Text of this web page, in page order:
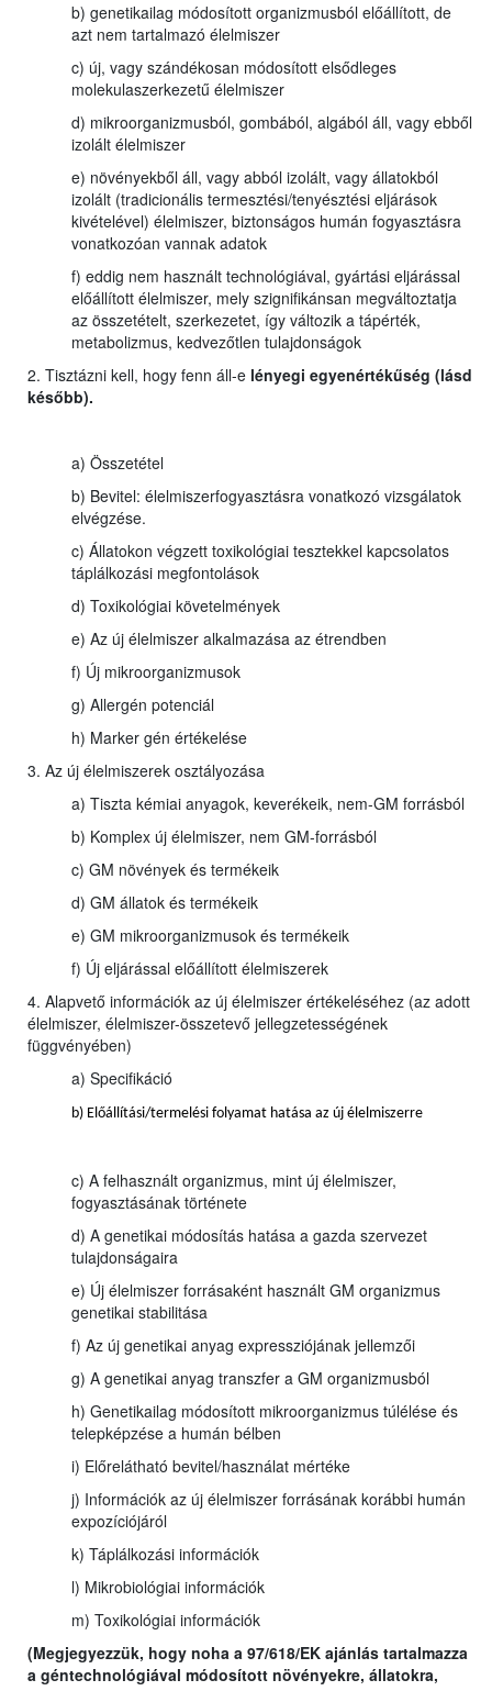
b) genetikailag módosított organizmusból előállított, de
azt nem tartalmazó élelmiszer
c) új, vagy szándékosan módosított elsődleges
molekulaszerkezetű élelmiszer
d) mikroorganizmusból, gombából, algából áll, vagy ebből
izolált élelmiszer
e) növényekből áll, vagy abból izolált, vagy állatokból
izolált (tradicionális termesztési/tenyésztési eljárások
kivételével) élelmiszer, biztonságos humán fogyasztásra
vonatkozóan vannak adatok
f) eddig nem használt technológiával, gyártási eljárással
előállított élelmiszer, mely szignifikánsan megváltoztatja
az összetételt, szerkezetet, így változik a tápérték,
metabolizmus, kedvezőtlen tulajdonságok
2. Tisztázni kell, hogy fenn áll-e lényegi egyenértékűség (lásd
később).
a) Összetétel
b) Bevitel: élelmiszerfogyasztásra vonatkozó vizsgálatok
elvégzése.
c) Állatokon végzett toxikológiai tesztekkel kapcsolatos
táplálkozási megfontolások
d) Toxikológiai követelmények
e) Az új élelmiszer alkalmazása az étrendben
f) Új mikroorganizmusok
g) Allergén potenciál
h) Marker gén értékelése
3. Az új élelmiszerek osztályozása
a) Tiszta kémiai anyagok, keverékeik, nem-GM forrásból
b) Komplex új élelmiszer, nem GM-forrásból
c) GM növények és termékeik
d) GM állatok és termékeik
e) GM mikroorganizmusok és termékeik
f) Új eljárással előállított élelmiszerek
4. Alapvető információk az új élelmiszer értékeléséhez (az adott
élelmiszer, élelmiszer-összetevő jellegzetességének
függvényében)
a) Specifikáció
b) Előállítási/termelési folyamat hatása az új élelmiszerre
c) A felhasznált organizmus, mint új élelmiszer,
fogyasztásának története
d) A genetikai módosítás hatása a gazda szervezet
tulajdonságaira
e) Új élelmiszer forrásaként használt GM organizmus
genetikai stabilitása
f) Az új genetikai anyag expressziójának jellemzői
g) A genetikai anyag transzfer a GM organizmusból
h) Genetikailag módosított mikroorganizmus túlélése és
telepképzése a humán bélben
i) Előrelátható bevitel/használat mértéke
j) Információk az új élelmiszer forrásának korábbi humán
expozíciójáról
k) Táplálkozási információk
l) Mikrobiológiai információk
m) Toxikológiai információk
(Megjegyezzük, hogy noha a 97/618/EK ajánlás tartalmazza
a géntechnológiával módosított növényekre, állatokra,